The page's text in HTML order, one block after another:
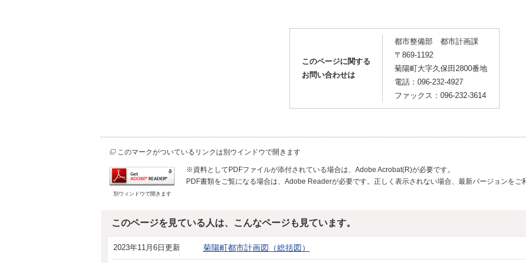
このページに関する
お問い合わせは
都市整備部 都市計画課
〒869-1192
菊陽町大字久保田2800番地
電話：096-232-4927
ファックス：096-232-3614
このマークがついているリンクは別ウインドウで開きます
別ウィンドウで開きます
※資料としてPDFファイルが添付されている場合は、Adobe Acrobat(R)が必要です。
PDF書類をご覧になる場合は、Adobe Readerが必要です。正しく表示されない場合、最新バージョンをご
このページを見ている人は、こんなページも見ています。
2023年11月6日更新 菊陽町都市計画図（総括図）